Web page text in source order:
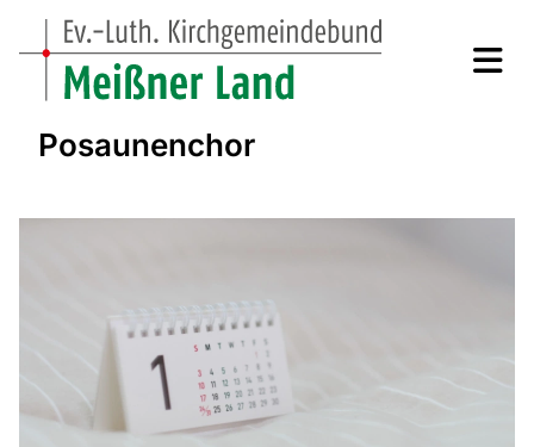
Posaunenchor